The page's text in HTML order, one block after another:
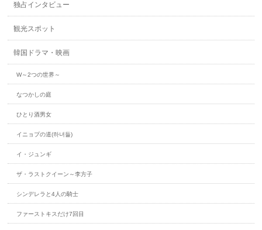
独占インタビュー
観光スポット
韓国ドラマ・映画
W～2つの世界～
なつかしの庭
ひとり酒男女
イニョプの道(하녀들)
イ・ジュンギ
ザ・ラストクイーン～李方子
シンデレラと4人の騎士
ファーストキスだけ7回目